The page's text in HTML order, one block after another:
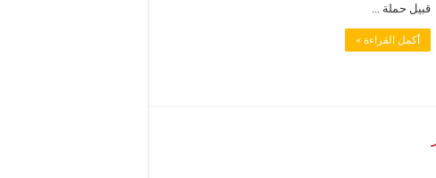
قبيل حملة ...
أكمل القراءة »